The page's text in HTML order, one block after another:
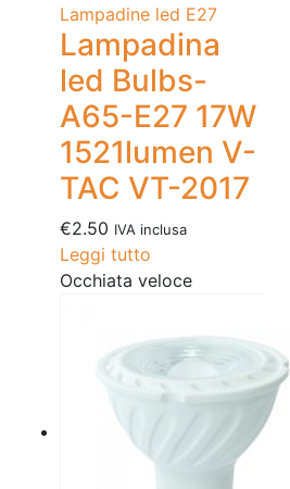
Lampadine led E27
Lampadina
led Bulbs-
A65-E27 17W
1521lumen V-
TAC VT-2017
€2.50 IVA inclusa
Leggi tutto
Occhiata veloce